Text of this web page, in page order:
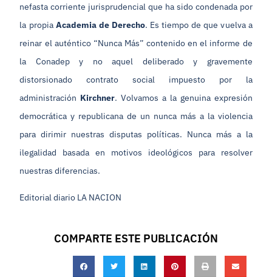
nefasta corriente jurisprudencial que ha sido condenada por
la propia Academia de Derecho. Es tiempo de que vuelva a
reinar el auténtico “Nunca Más” contenido en el informe de
la Conadep y no aquel deliberado y gravemente
distorsionado contrato social impuesto por la
administración Kirchner. Volvamos a la genuina expresión
democrática y republicana de un nunca más a la violencia
para dirimir nuestras disputas políticas. Nunca más a la
ilegalidad basada en motivos ideológicos para resolver
nuestras diferencias.
Editorial diario LA NACION
COMPARTE ESTE PUBLICACIÓN